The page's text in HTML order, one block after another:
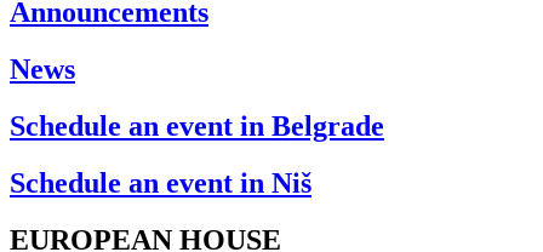
Announcements
News
Schedule an event in Belgrade
Schedule an event in Niš
EUROPEAN HOUSE